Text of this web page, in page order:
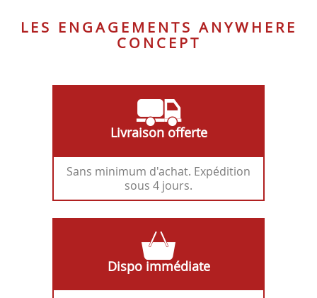
LES ENGAGEMENTS ANYWHERE
CONCEPT
Livraison offerte
Sans minimum d'achat. Expédition
sous 4 jours.
Dispo immédiate